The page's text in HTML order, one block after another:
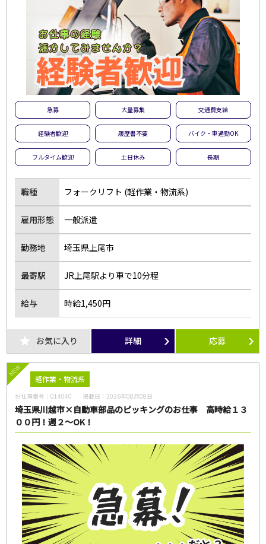
急募 大量募集 交通費支給
経験者歓迎 履歴書不要 バイク・車通勤OK
フルタイム歓迎 土日休み 長期
職種 フォークリフト (軽作業・物流系)
雇用形態 一般派遣
勤務地 埼玉県上尾市
最寄駅 JR上尾駅より車で10分程
給与 時給1,450円
お気に入り 詳細 応募
NEW
軽作業・物流系
お仕事番号：014040 掲載日： 2026年08月08日
埼玉県川越市×自動車部品のピッキングのお仕事 高時給１３
００円！週２～OK！